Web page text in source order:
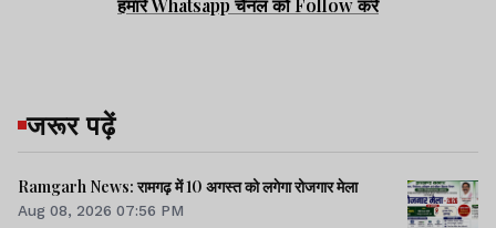
जरूर पढ़ें
Ramgarh News: रामगढ़ में 10 अगस्त को लगेगा रोजगार मेला
Aug 08, 2026 07:56 PM